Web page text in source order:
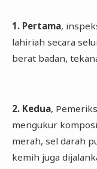
1. Pertama,
lahiriah secara
berat badan,
2. Kedua,
mengukur
merah, sel darah
kemih juga